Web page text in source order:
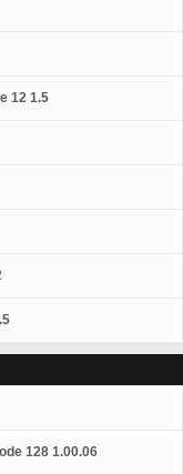
12 1.5
128 1.00.06